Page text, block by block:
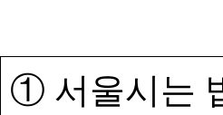
① 서울시는